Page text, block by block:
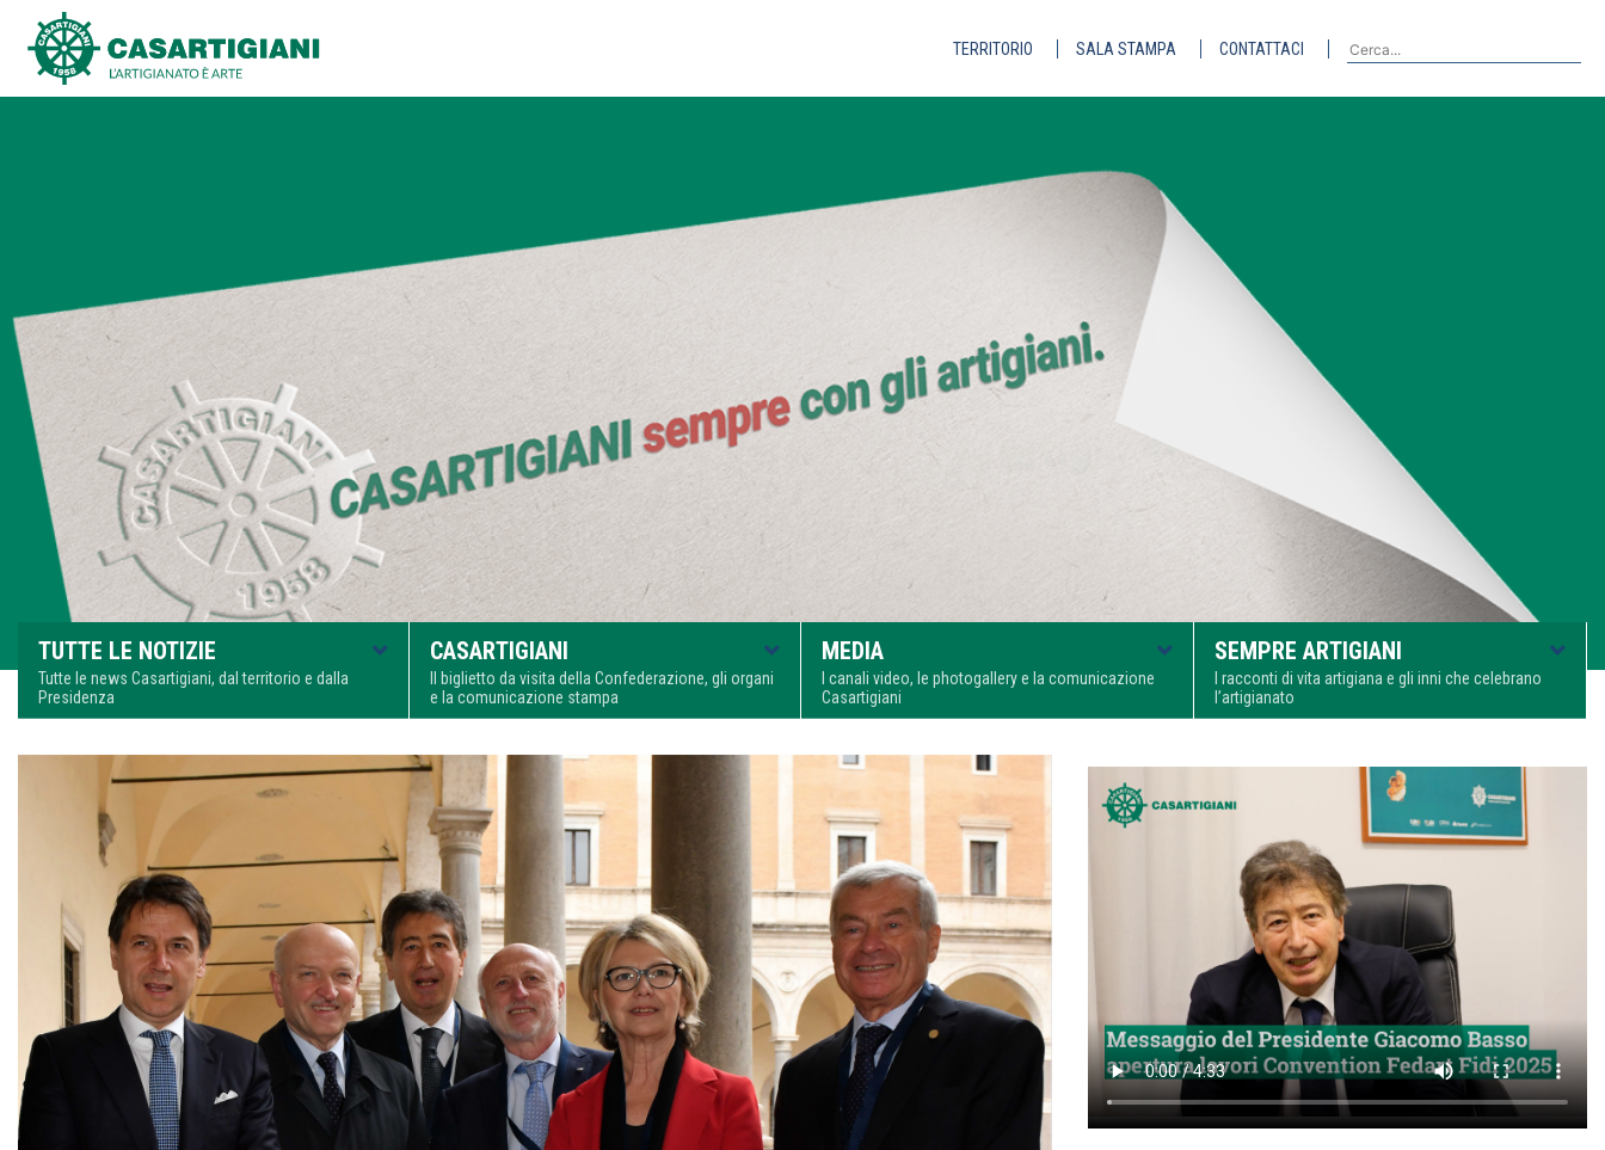
TERRITORIO SALA STAMPA CONTATTACI
TUTTE LE NOTIZIE
Tutte le news Casartigiani, dal territorio e dalla
Presidenza
CASARTIGIANI
Il biglietto da visita della Confederazione, gli organi
e la comunicazione stampa
MEDIA
I canali video, le photogallery e la comunicazione
Casartigiani
SEMPRE ARTIGIANI
I racconti di vita artigiana e gli inni che celebrano
l’artigianato